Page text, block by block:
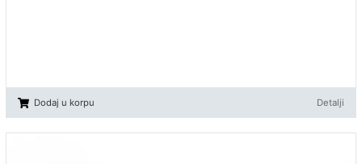
Dodaj u korpu Detalji